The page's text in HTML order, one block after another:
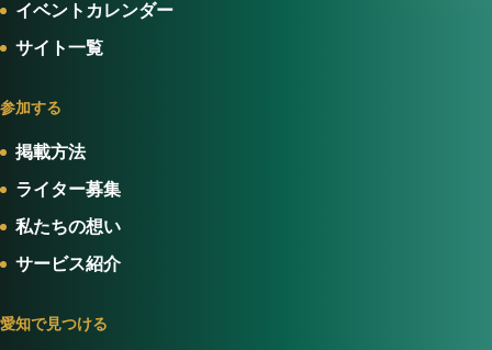
イベントカレンダー
サイト一覧
参加する
掲載方法
ライター募集
私たちの想い
サービス紹介
愛知で見つける